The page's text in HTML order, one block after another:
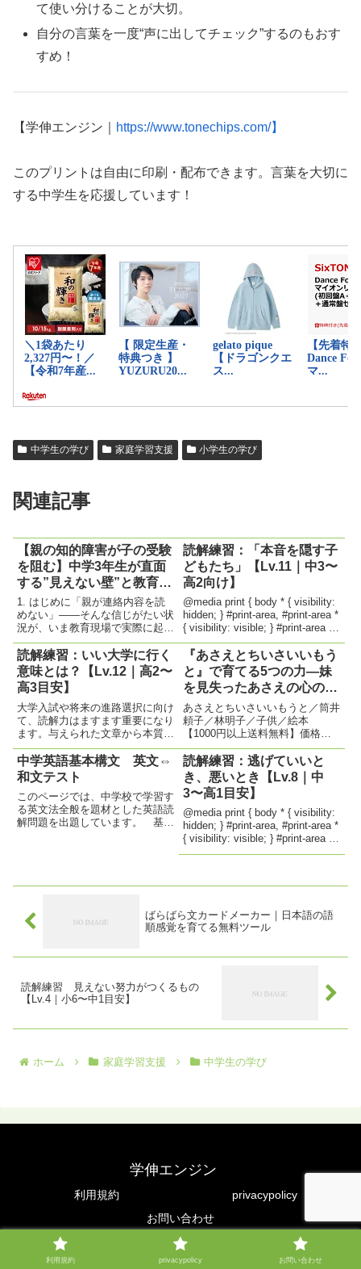
て使い分けることが大切。
自分の言葉を一度“声に出してチェック”するのもおす
すめ！
【学伸エンジン｜ https://www.tonechips.com/】
このプリントは自由に印刷・配布できます。言葉を大切に
する中学生を応援しています！
中学生の学び 家庭学習支援 小学生の学び
関連記事
【親の知的障害が子の受験
を阻む】中学3年生が直面
する”見えない壁”と教育現
場からの警鐘
1. はじめに「親が連絡内容を読
めない」――そんな信じがたい状
況が、いま教育現場で実際に起き
ています。これは決して特殊な一
例ではありません。むしろ、こう
した家庭が近年、確実に増えてい
るという実感があります。 今回
取り上げるのは、中学3年生の...
読解練習：「本音を隠す子
どもたち」【Lv.11｜中3〜
高2向け】
@media print { body * { visibility:
hidden; } #print-area, #print-area *
{ visibility: visible; } #print-area {
position...
読解練習：いい大学に行く
意味とは？【Lv.12｜高2〜
高3目安】
大学入試や将来の進路選択に向け
て、読解力はますます重要になり
ます。与えられた文章から本質を
読み取り、自分の考えを構築し、
論理的に表現する力が問われま
す。読解問題は、知識ではなく
「思考力」「表現力」「判断力」
を高めるトレーニングの場です。
受験...
『あさえとちいさいいもう
と』で育てる5つの力―妹
を見失ったあさえの心の旅
から、子どもが学べること
―
あさえとちいさいいもうと／筒井
頼子／林明子／子供／絵本
【1000円以上送料無料】価格：
1,320円（税込、送料無料)
(2025/5/14時点) 楽天で購入 ◆ ほ
んの少しの「まっててね」から、
深まる成長のドラマおかあさんが
出かける間、あさ...
中学英語基本構文 英文⇔
和文テスト
このページでは、中学校で学習す
る英文法全般を題材とした英語読
解問題を出題しています。 基礎
年から3年までの学習内容を総
読解練習：逃げていいと
き、悪いとき【Lv.8｜中
3〜高1目安】
@media print { body * { visibility:
hidden; } #print-area, #print-area *
{ visibility: visible; } #print-area {
position...
ばらばら文カードメーカー｜日本語の語
順感覚を育てる無料ツール
読解練習 見えない努力がつくるもの
【Lv.4｜小6〜中1目安】
ホーム 家庭学習支援 中学生の学び
学伸エンジン
利用規約
privacypolicy
お問い合わせ
Copyright © 2025 学伸エンジン All Rights Reserved.
利用規約 privacypolicy お問い合わせ